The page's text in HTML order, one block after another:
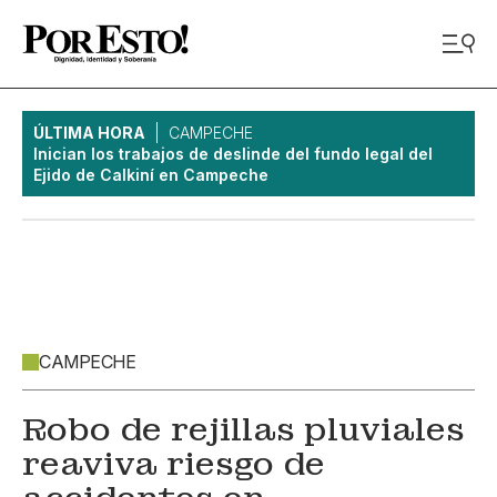
ÚLTIMA HORA
CAMPECHE
Inician los trabajos de deslinde del fundo legal del
Ejido de Calkiní en Campeche
CAMPECHE
Robo de rejillas pluviales
reaviva riesgo de